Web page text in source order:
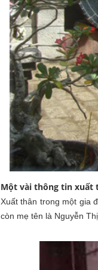
Một vài thông tin xuất
Xuất thân trong một gia
còn mẹ tên là Nguyễn